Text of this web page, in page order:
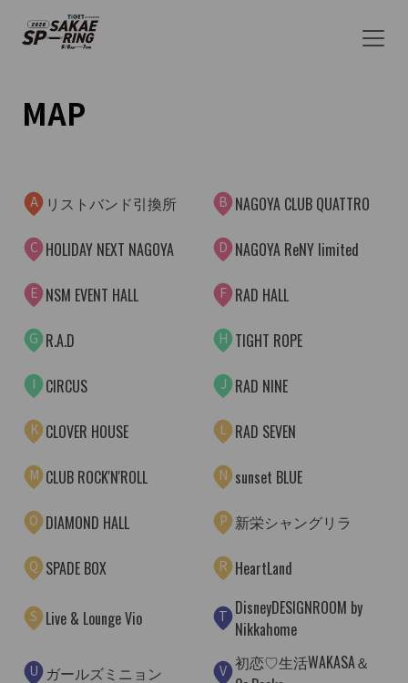
MAP
AD
AJ
AR
A リストバンド引換所 B NAGOYA CLUB QUATTRO
C HOLIDAY NEXT NAGOYA D NAGOYA ReNY limited
E NSM EVENT HALL F RAD HALL
G R.A.D H TIGHT ROPE
I CIRCUS J RAD NINE
K CLOVER HOUSE L RAD SEVEN
M CLUB ROCK'N'ROLL N sunset BLUE
O DIAMOND HALL P 新栄シャングリラ
Q SPADE BOX R HeartLand
S Live & Lounge Vio T DisneyDESIGNROOM by
Nikkahome
U ガールズミニョン V 初恋♡生活WAKASA＆